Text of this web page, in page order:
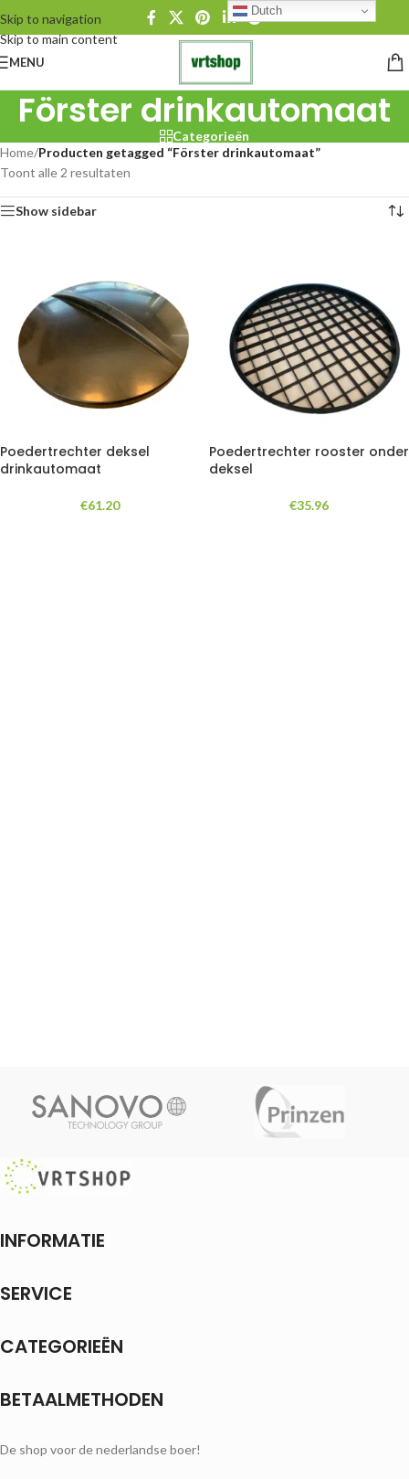
Skip to navigation
Skip to main content
MENU
Förster drinkautomaat
Categorieën
Home/Producten getagged “Förster drinkautomaat”
Toont alle 2 resultaten
Show sidebar
Poedertrechter deksel
drinkautomaat
€61.20
Poedertrechter rooster onder
deksel
€35.96
INFORMATIE
SERVICE
CATEGORIEËN
BETAALMETHODEN
De shop voor de nederlandse boer!
Dutch